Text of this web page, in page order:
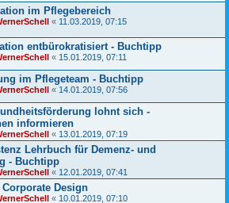
im Pflegebereich
« 11.03.2019, 07:15
entbürokratisiert - Buchtipp
« 15.01.2019, 07:11
im Pflegeteam - Buchtipp
« 14.01.2019, 07:56
lohnt sich -
informieren
« 13.01.2019, 07:19
Lehrbuch für Demenz- und
- Buchtipp
« 12.01.2019, 07:41
Design
« 10.01.2019, 07:10